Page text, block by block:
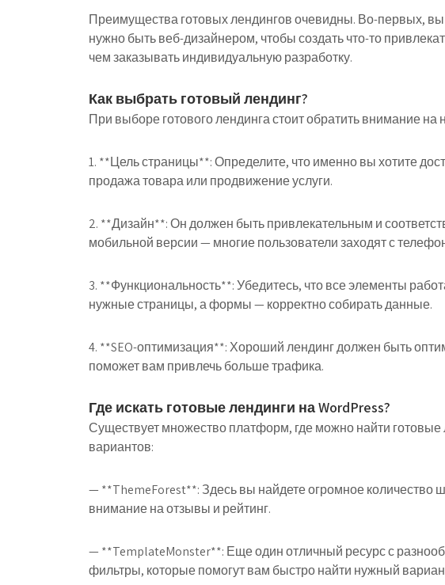
Преимущества готовых лендингов очевидны. Во-первых,
нужно быть веб-дизайнером, чтобы создать что-то
чем заказывать индивидуальную разработку.
Как выбрать готовый лендинг?
При выборе готового лендинга стоит обратить внимание
1. **Цель страницы**: Определите, что именно вы хотите
продажа товара или продвижение услуги.
2. **Дизайн**: Он должен быть привлекательным и
мобильной версии — многие пользователи заходят с
3. **Функциональность**: Убедитесь, что все элементы
нужные страницы, а формы — корректно собирать данные.
4. **SEO-оптимизация**: Хороший лендинг должен быть
поможет вам привлечь больше трафика.
Где искать готовые лендинги на WordPress?
Существует множество платформ, где можно найти готовые
вариантов:
— **ThemeForest**: Здесь вы найдете огромное количество
внимание на отзывы и рейтинг.
— **TemplateMonster**: Еще один отличный ресурс с
фильтры, которые помогут вам быстро найти нужный